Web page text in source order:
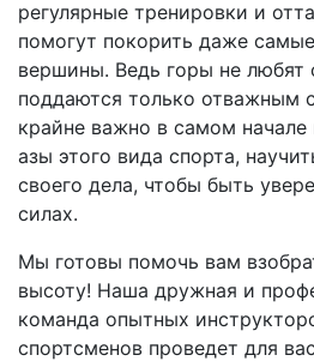
регулярные тренировки и
помогут покорить даже
вершины. Ведь горы не любят
поддаются только отважным
крайне важно в самом начале
азы этого вида спорта,
своего дела, чтобы быть
силах.
Мы готовы помочь вам
высоту! Наша дружная и
команда опытных
спортсменов проведет для